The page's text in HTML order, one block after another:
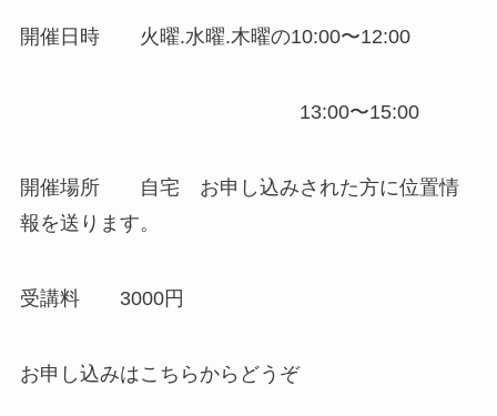
開催日時 火曜.水曜.木曜の10:00〜12:00
13:00〜15:00
開催場所 自宅 お申し込みされた方に位置情
報を送ります。
受講料 3000円
お申し込みはこちらからどうぞ